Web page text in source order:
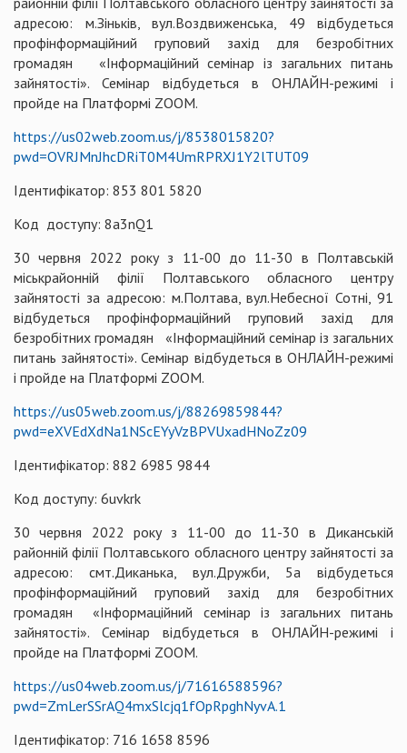
адресою: м.Зіньків, вул.Воздвиженська, 49 відбудеться
профінформаційний груповий захід для безробітних
громадян «Інформаційний семінар із загальних питань
зайнятості». Семінар відбудеться в ОНЛАЙН-режимі і
пройде на Платформі ZOOM.
https://us02web.zoom.us/j/8538015820?
pwd=OVRJMnJhcDRiT0M4UmRPRXJ1Y2lTUT09
Ідентифікатор: 853 801 5820
Код доступу: 8a3nQ1
30 червня 2022 року з 11-00 до 11-30 в Полтавській
міськрайонній філії Полтавського обласного центру
зайнятості за адресою: м.Полтава, вул.Небесної Сотні, 91
відбудеться профінформаційний груповий захід для
безробітних громадян «Інформаційний семінар із загальних
питань зайнятості». Семінар відбудеться в ОНЛАЙН-режимі
і пройде на Платформі ZOOM.
https://us05web.zoom.us/j/88269859844?
pwd=eXVEdXdNa1NScEYyVzBPVUxadHNoZz09
Ідентифікатор: 882 6985 9844
Код доступу: 6uvkrk
30 червня 2022 року з 11-00 до 11-30 в Диканській
районній філії Полтавського обласного центру зайнятості за
адресою: смт.Диканька, вул.Дружби, 5а відбудеться
профінформаційний груповий захід для безробітних
громадян «Інформаційний семінар із загальних питань
зайнятості». Семінар відбудеться в ОНЛАЙН-режимі і
пройде на Платформі ZOOM.
https://us04web.zoom.us/j/71616588596?
pwd=ZmLerSSrAQ4mxSlcjq1fOpRpghNyvA.1
Ідентифікатор: 716 1658 8596